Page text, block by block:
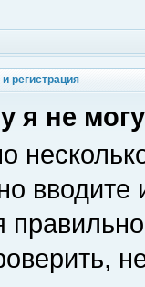
регистрация
я не